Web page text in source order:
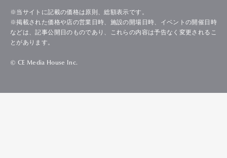
※当サイトに記載の価格は原則、総額表示です。
※掲載された価格や店の営業日時、施設の開場日時、イベントの開催日時
などは、記事公開日のものであり、これらの内容は予告なく変更されるこ
とがあります。
© CE Media House Inc.